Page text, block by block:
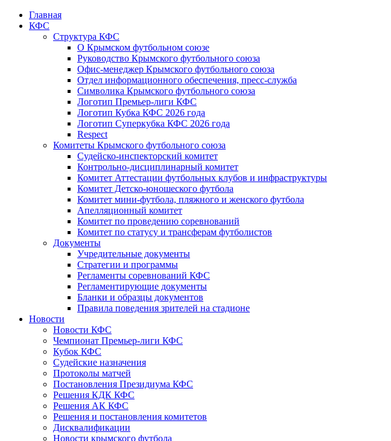
Главная
КФС
Структура КФС
О Крымском футбольном союзе
Руководство Крымского футбольного союза
Офис-менеджер Крымского футбольного союза
Отдел информационного обеспечения, пресс-служба
Символика Крымского футбольного союза
Логотип Премьер-лиги КФС
Логотип Кубка КФС 2026 года
Логотип Суперкубка КФС 2026 года
Respect
Комитеты Крымского футбольного союза
Судейско-инспекторский комитет
Контрольно-дисциплинарный комитет
Комитет Аттестации футбольных клубов и инфраструктуры
Комитет Детско-юношеского футбола
Комитет мини-футбола, пляжного и женского футбола
Апелляционный комитет
Комитет по проведению соревнований
Комитет по статусу и трансферам футболистов
Документы
Учредительные документы
Стратегии и программы
Регламенты соревнований КФС
Регламентирующие документы
Бланки и образцы документов
Правила поведения зрителей на стадионе
Новости
Новости КФС
Чемпионат Премьер-лиги КФС
Кубок КФС
Судейские назначения
Протоколы матчей
Постановления Президиума КФС
Решения КДК КФС
Решения АК КФС
Решения и постановления комитетов
Дисквалификации
Новости крымского футбола